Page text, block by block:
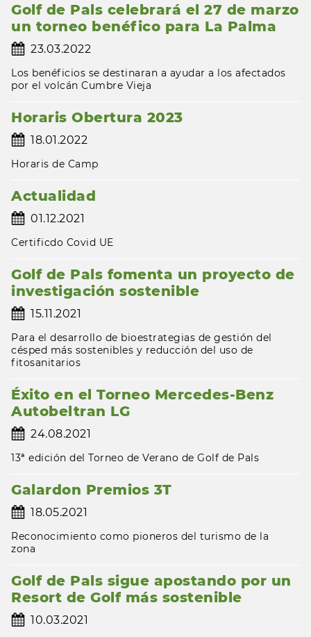
Golf de Pals celebrará el 27 de marzo
un torneo benéfico para La Palma
23.03.2022
Los benéficios se destinaran a ayudar a los afectados
por el volcán Cumbre Vieja
Horaris Obertura 2023
18.01.2022
Horaris de Camp
Actualidad
01.12.2021
Certificdo Covid UE
Golf de Pals fomenta un proyecto de
investigación sostenible
15.11.2021
Para el desarrollo de bioestrategias de gestión del
césped más sostenibles y reducción del uso de
fitosanitarios
Éxito en el Torneo Mercedes-Benz
Autobeltran LG
24.08.2021
13ª edición del Torneo de Verano de Golf de Pals
Galardon Premios 3T
18.05.2021
Reconocimiento como pioneros del turismo de la
zona
Golf de Pals sigue apostando por un
Resort de Golf más sostenible
10.03.2021